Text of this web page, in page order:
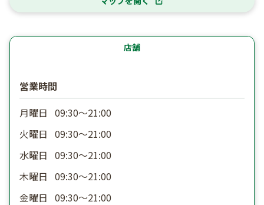
店舗
営業時間
月曜日 09:30〜21:00
火曜日 09:30〜21:00
水曜日 09:30〜21:00
木曜日 09:30〜21:00
金曜日 09:30〜21:00